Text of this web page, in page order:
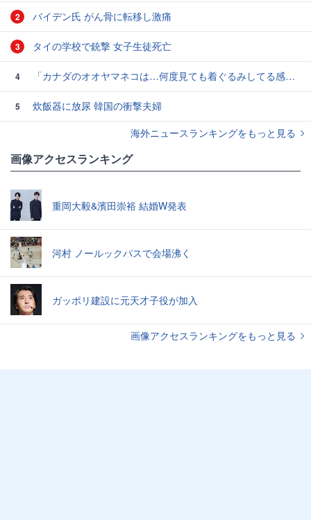
2 バイデン氏 がん骨に転移し激痛
3 タイの学校で銃撃 女子生徒死亡
4 「カナダのオオヤマネコは…何度見ても着ぐるみしてる感じがぬぐえない」中に人間が入ってそうな写真いろいろ
5
炊飯器に放尿 韓国の衝撃夫婦
海外ニュースランキングをもっと見る
画像アクセスランキング
重岡大毅&濱田崇裕 結婚W発表
河村 ノールックパスで会場沸く
ガッポリ建設に元天才子役が加入
画像アクセスランキングをもっと見る